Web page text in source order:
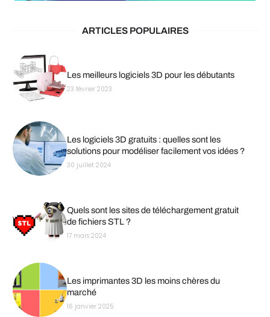
ARTICLES POPULAIRES
Les meilleurs logiciels 3D pour les débutants
23 février 2023
Les logiciels 3D gratuits : quelles sont les
solutions pour modéliser facilement vos idées ?
30 juillet 2024
Quels sont les sites de téléchargement gratuit
de fichiers STL ?
17 mars 2024
Les imprimantes 3D les moins chères du
marché
16 janvier 2025